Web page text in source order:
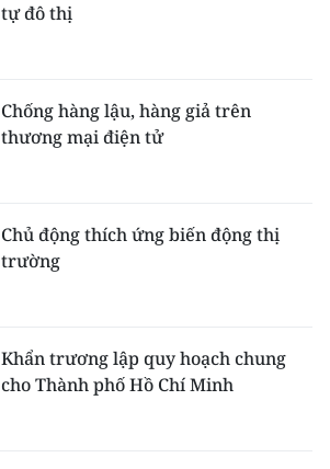
tự đô thị
Chống hàng lậu, hàng giả trên
thương mại điện tử
Chủ động thích ứng biến động thị
trường
Khẩn trương lập quy hoạch chung
cho Thành phố Hồ Chí Minh